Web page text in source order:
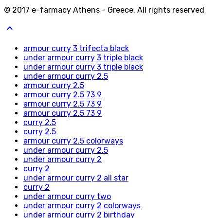
© 2017 e-farmacy Athens - Greece. All rights reserved
keyboard_arrow_up
armour curry 3 trifecta black
under armour curry 3 triple black
under armour curry 3 triple black
under armour curry 2.5
armour curry 2.5
armour curry 2.5 73 9
armour curry 2.5 73 9
armour curry 2.5 73 9
curry 2.5
curry 2.5
armour curry 2.5 colorways
under armour curry 2.5
under armour curry 2
curry 2
under armour curry 2 all star
curry 2
under armour curry two
under armour curry 2 colorways
under armour curry 2 birthday